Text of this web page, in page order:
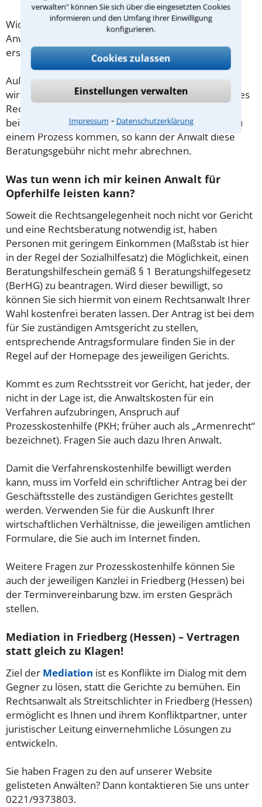
verwalten" können Sie sich über die eingesetzten Cookies
informieren und den Umfang Ihrer Einwilligung
konfigurieren.
Cookies zulassen
Einstellungen verwalten
Impressum ⁃ Datenschutzerklärung
Wichtig daher: Klären Sie die Kostenfrage mit Ihrem
Anwalt aus Friedberg (Hessen) schon zu Beginn der
ersten Beratung.
Außerdem gut zu wissen: Gemäß § 34 Absatz 2 RVG
wird die Beratungsgebühr auf weitere Tätigkeiten des
Rechtsanwalts angerechnet. Sollte es also
beispielsweise aufgrund des Beratungsgesprächs zu
einem Prozess kommen, so kann der Anwalt diese
Beratungsgebühr nicht mehr abrechnen.
Was tun wenn ich mir keinen Anwalt für
Opferhilfe leisten kann?
Soweit die Rechtsangelegenheit noch nicht vor Gericht
und eine Rechtsberatung notwendig ist, haben
Personen mit geringem Einkommen (Maßstab ist hier
in der Regel der Sozialhilfesatz) die Möglichkeit, einen
Beratungshilfeschein gemäß § 1 Beratungshilfegesetz
(BerHG) zu beantragen. Wird dieser bewilligt, so
können Sie sich hiermit von einem Rechtsanwalt Ihrer
Wahl kostenfrei beraten lassen. Der Antrag ist bei dem
für Sie zuständigen Amtsgericht zu stellen,
entsprechende Antragsformulare finden Sie in der
Regel auf der Homepage des jeweiligen Gerichts.
Kommt es zum Rechtsstreit vor Gericht, hat jeder, der
nicht in der Lage ist, die Anwaltskosten für ein
Verfahren aufzubringen, Anspruch auf
Prozesskostenhilfe (PKH; früher auch als „Armenrecht“
bezeichnet). Fragen Sie auch dazu Ihren Anwalt.
Damit die Verfahrenskostenhilfe bewilligt werden
kann, muss im Vorfeld ein schriftlicher Antrag bei der
Geschäftsstelle des zuständigen Gerichtes gestellt
werden. Verwenden Sie für die Auskunft Ihrer
wirtschaftlichen Verhältnisse, die jeweiligen amtlichen
Formulare, die Sie auch im Internet finden.
Weitere Fragen zur Prozesskostenhilfe können Sie
auch der jeweiligen Kanzlei in Friedberg (Hessen) bei
der Terminvereinbarung bzw. im ersten Gespräch
stellen.
Mediation in Friedberg (Hessen) – Vertragen
statt gleich zu Klagen!
Ziel der Mediation ist es Konflikte im Dialog mit dem
Gegner zu lösen, statt die Gerichte zu bemühen. Ein
Rechtsanwalt als Streitschlichter in Friedberg (Hessen)
ermöglicht es Ihnen und ihrem Konfliktpartner, unter
juristischer Leitung einvernehmliche Lösungen zu
entwickeln.
Sie haben Fragen zu den auf unserer Website
gelisteten Anwälten? Dann kontaktieren Sie uns unter
0221/9373803.